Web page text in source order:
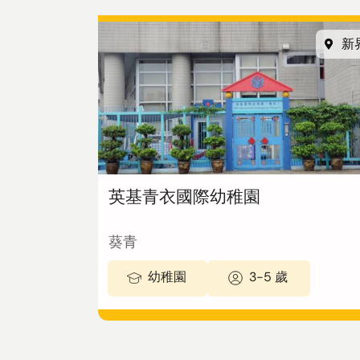
新
英基青衣國際幼稚園
葵青
幼稚園 3-5 歲